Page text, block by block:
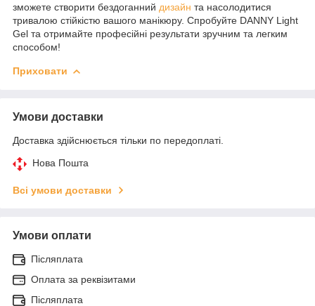
зможете створити бездоганний дизайн та насолодитися
тривалою стійкістю вашого манікюру. Спробуйте DANNY Light
Gel та отримайте професійні результати зручним та легким
способом!
Приховати
Умови доставки
Доставка здійснюється тільки по передоплаті.
Нова Пошта
Всі умови доставки
Умови оплати
Післяплата
Оплата за реквізитами
Післяплата